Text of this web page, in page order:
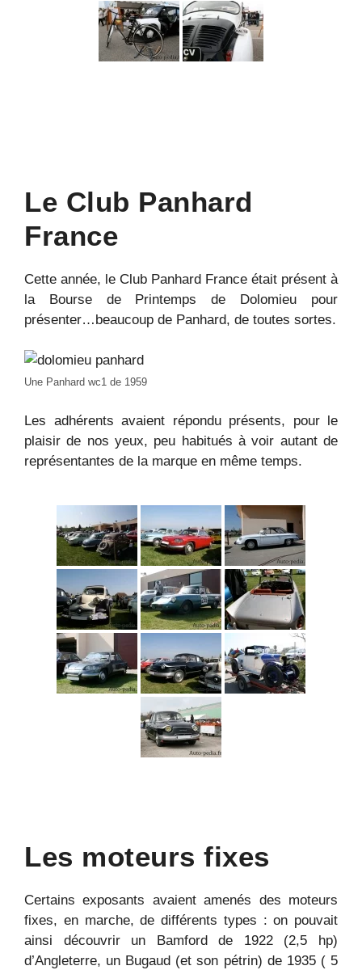
Le Club Panhard
France
Cette année, le Club Panhard France était présent à
la Bourse de Printemps de Dolomieu pour
présenter…beaucoup de Panhard, de toutes sortes.
Une Panhard wc1 de 1959
Les adhérents avaient répondu présents, pour le
plaisir de nos yeux, peu habitués à voir autant de
représentantes de la marque en même temps.
Les moteurs fixes
Certains exposants avaient amenés des moteurs
fixes, en marche, de différents types : on pouvait
ainsi découvrir un Bamford de 1922 (2,5 hp)
d’Angleterre, un Bugaud (et son pétrin) de 1935 ( 5